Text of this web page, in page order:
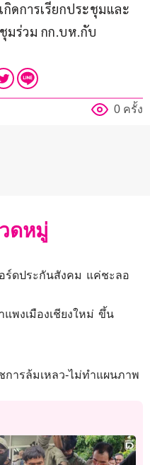
ดการเรียกประชุมและ
มร่วม กก.บห.กับ
0 ครั้ง
ดหมู่
ร์ดประกันสังคม แค่ชะลอ
แพงเมืองเชียงใหม่ ขึ้น
การล้มเหลว-ไม่ทำแผนภาพ